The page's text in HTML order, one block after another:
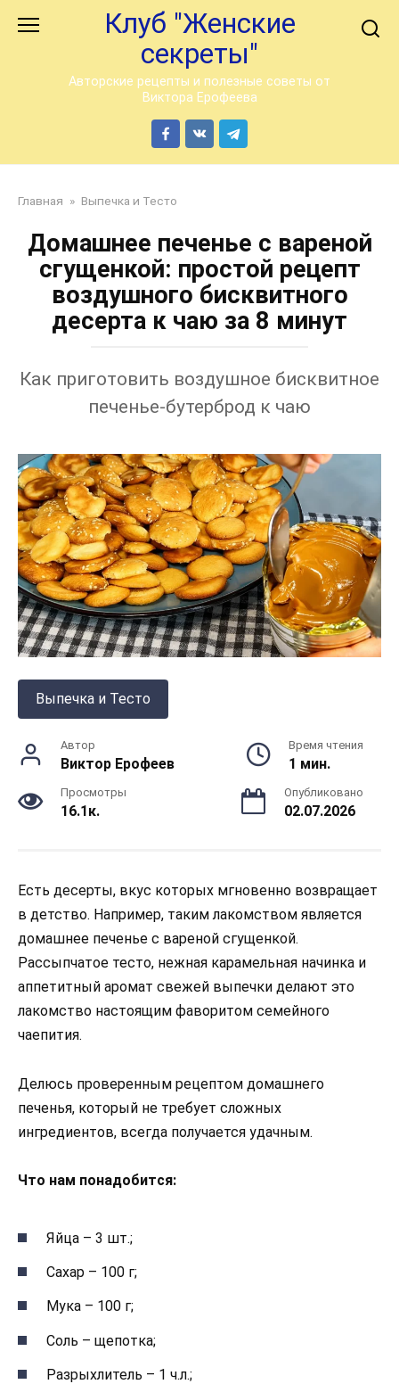
Клуб "Женские
секреты"
Авторские рецепты и полезные советы от
Виктора Ерофеева
Главная » Выпечка и Тесто
Домашнее печенье с вареной
сгущенкой: простой рецепт
воздушного бисквитного
десерта к чаю за 8 минут
Как приготовить воздушное бисквитное
печенье-бутерброд к чаю
Выпечка и Тесто
Автор
Виктор Ерофеев
Время чтения
1 мин.
Просмотры
16.1к.
Опубликовано
02.07.2026
Есть десерты, вкус которых мгновенно возвращает
в детство. Например, таким лакомством является
домашнее печенье с вареной сгущенкой.
Рассыпчатое тесто, нежная карамельная начинка и
аппетитный аромат свежей выпечки делают это
лакомство настоящим фаворитом семейного
чаепития.
Делюсь проверенным рецептом домашнего
печенья, который не требует сложных
ингредиентов, всегда получается удачным.
Что нам понадобится:
Яйца – 3 шт.;
Сахар – 100 г;
Мука – 100 г;
Соль – щепотка;
Разрыхлитель – 1 ч.л.;